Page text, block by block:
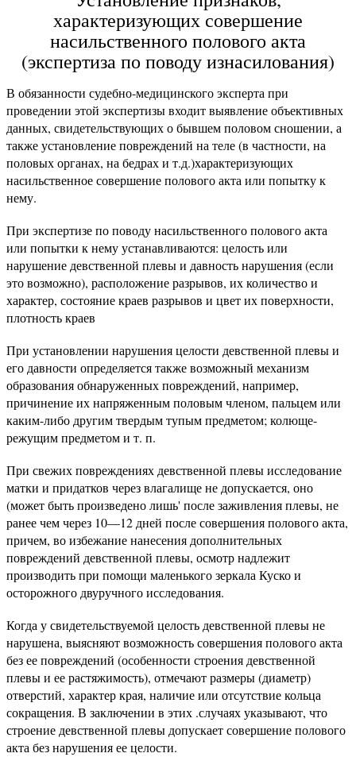
характеризующих совершение
насильственного полового акта
(экспертиза по поводу изнасилования)
В обязанности судебно-медицинского эксперта при
проведении этой экспертизы входит выявление объективных
данных, свидетельствующих о бывшем половом сношении, а
также установление повреждений на теле (в частности, на
половых органах, на бедрах и т.д.)характеризующих
насильственное совершение полового акта или попытку к
нему.
При экспертизе по поводу насильственного полового акта
или попытки к нему устанавливаются: целость или
нарушение девственной плевы и давность нарушения (если
это возможно), расположение разрывов, их количество и
характер, состояние краев разрывов и цвет их поверхности,
плотность краев
При установлении нарушения целости девственной плевы и
его давности определяется также возможный механизм
образования обнаруженных повреждений, например,
причинение их напряженным половым членом, пальцем или
каким-либо другим твердым тупым предметом; колюще-
режущим предметом и т. п.
При свежих повреждениях девственной плевы исследование
матки и придатков через влагалище не допускается, оно
(может быть произведено лишь' после заживления плевы, не
ранее чем через 10—12 дней после совершения полового акта,
причем, во избежание нанесения дополнительных
повреждений девственной плевы, осмотр надлежит
производить при помощи маленького зеркала Куско и
осторожного двуручного исследования.
Когда у свидетельствуемой целость девственной плевы не
нарушена, выясняют возможность совершения полового акта
без ее повреждений (особенности строения девственной
плевы и ее растяжимость), отмечают размеры (диаметр)
отверстий, характер края, наличие или отсутствие кольца
сокращения. В заключении в этих .случаях указывают, что
строение девственной плевы допускает совершение полового
акта без нарушения ее целости.